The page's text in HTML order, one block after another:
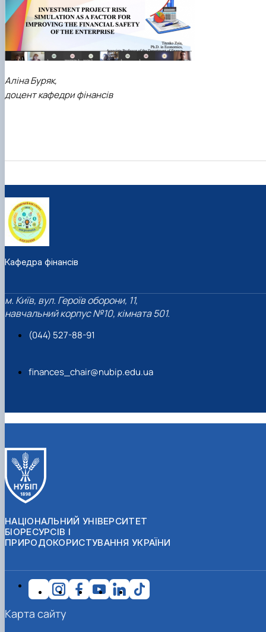
Аліна Буряк,
доцент кафедри фінансів
Кафедра фінансів
м. Київ, вул. Героїв оборони, 11,
навчальний корпус №10, кімната 501.
(044) 527-88-91
finances_chair@nubip.edu.ua
НАЦІОНАЛЬНИЙ УНІВЕРСИТЕТ
БІОРЕСУРСІВ І
ПРИРОДОКОРИСТУВАННЯ УКРАЇНИ
Карта сайту